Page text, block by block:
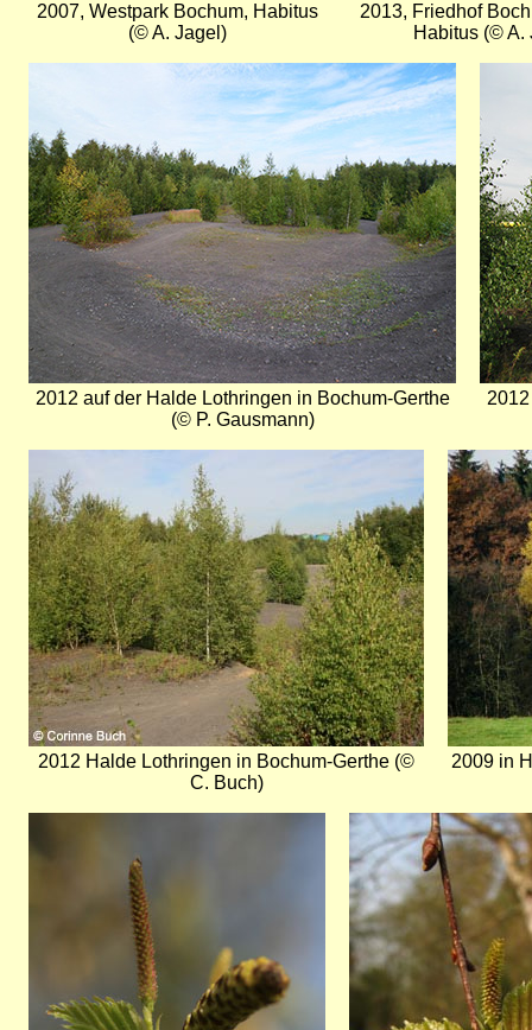
2007, Westpark Bochum, Habitus
(© A. Jagel)
2013, Friedhof
Habitus (© A.
2012 auf der Halde Lothringen in Bochum-Gerthe
(© P. Gausmann)
2012 Halde Lothringen in Bochum-Gerthe (©
C. Buch)
Bild
2009 in
Bild